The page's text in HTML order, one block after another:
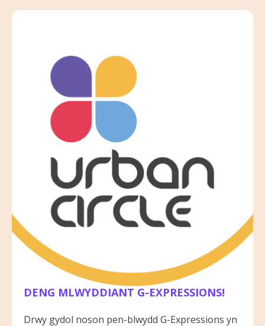
DENG MLWYDDIANT G-EXPRESSIONS!
Drwy gydol noson pen-blwydd G-Expressions yn